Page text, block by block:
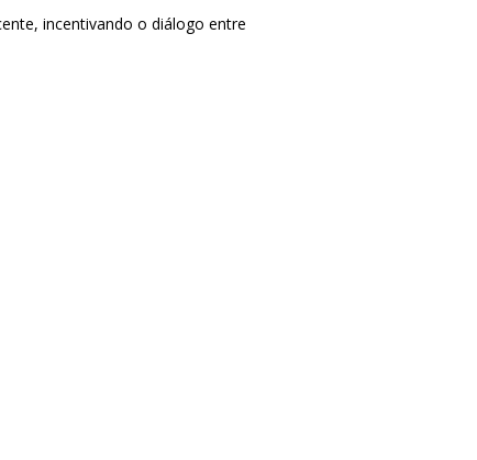
incentivando o diálogo entre